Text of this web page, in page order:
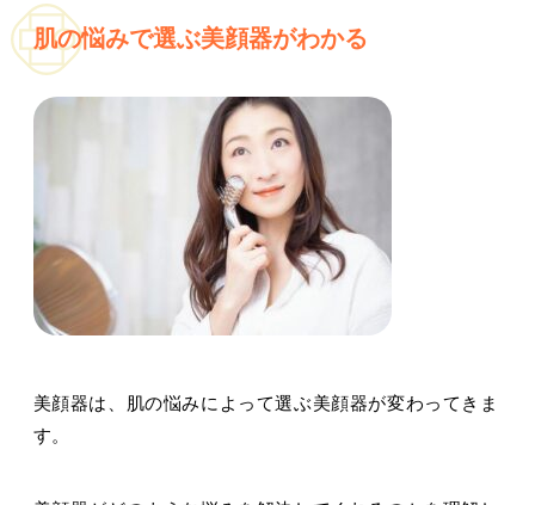
肌の悩みで選ぶ美顔器がわかる
美顔器は、肌の悩みによって選ぶ美顔器が変わってきま
す。